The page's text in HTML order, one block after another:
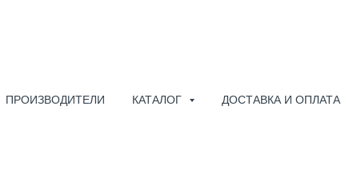
ПРОИЗВОДИТЕЛИ КАТАЛОГ ДОСТАВКА И ОПЛАТА
СИГНАЛОВ